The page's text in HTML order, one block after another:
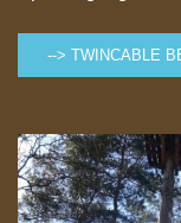
--> TWINCABLE